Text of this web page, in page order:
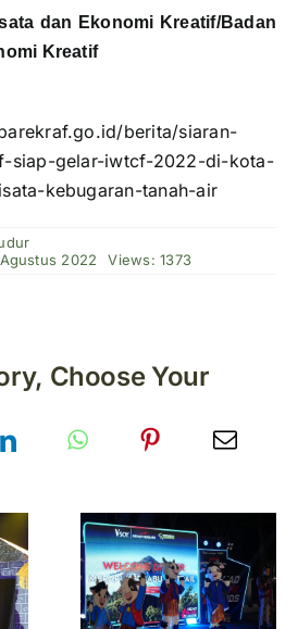
dan Ekonomi Kreatif/Badan
Kreatif
berita/siaran-
siap-gelar-iwtcf-2022-di-kota-
kebugaran-tanah-air
2022
Views: 1373
Choose Your